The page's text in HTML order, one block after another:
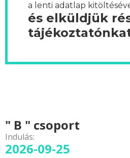
a lenti adatlap
és elküldjük
" B " csoport
Indulás:
2026-09-25